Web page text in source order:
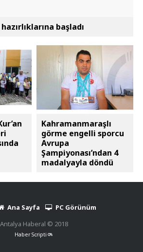
başladı
Kahramanmaraşlı
görme engelli sporcu
Avrupa
Şampiyonası’ndan 4
madalyayla döndü
Ana Sayfa
PC Görünüm
Antalya Haberal © 2018
Haber Scripti